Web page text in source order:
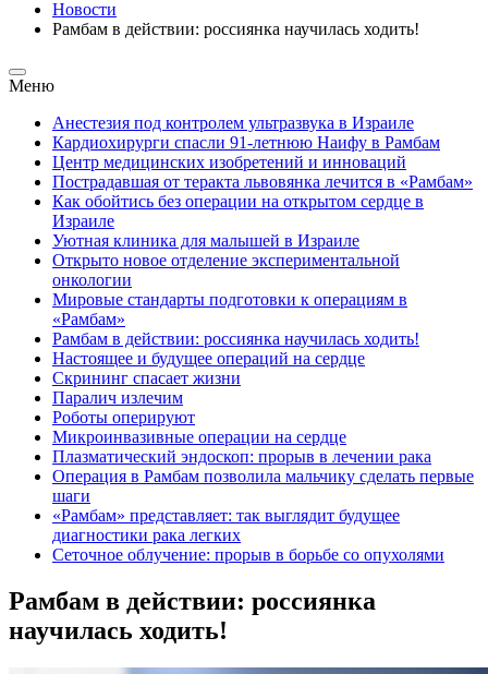
Новости
Рамбам в действии: россиянка научилась ходить!
Меню
Анестезия под контролем ультразвука в Израиле
Кардиохирурги спасли 91-летнюю Наифу в Рамбам
Центр медицинских изобретений и инноваций
Пострадавшая от теракта львовянка лечится в «Рамбам»
Как обойтись без операции на открытом сердце в
Израиле
Уютная клиника для малышей в Израиле
Открыто новое отделение экспериментальной
онкологии
Мировые стандарты подготовки к операциям в
«Рамбам»
Рамбам в действии: россиянка научилась ходить!
Настоящее и будущее операций на сердце
Скрининг спасает жизни
Паралич излечим
Роботы оперируют
Микроинвазивные операции на сердце
Плазматический эндоскоп: прорыв в лечении рака
Операция в Рамбам позволила мальчику сделать первые
шаги
«Рамбам» представляет: так выглядит будущее
диагностики рака легких
Сеточное облучение: прорыв в борьбе со опухолями
Рамбам в действии: россиянка
научилась ходить!